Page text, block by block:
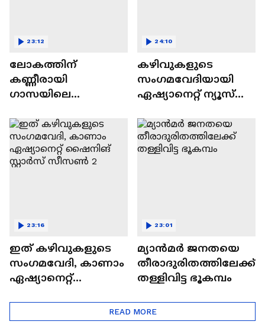
ലോകത്തിന്
കണ്ണീരായി
ഗാസയിലെ
കുഞ്ഞുങ്ങൾ
23:12
കഴിവുകളുടെ
സംഗമവേദിയായി
ഏഷ്യാനെറ്റ് ന്യൂസ്
സീസൺ 2
24:10
ഇത് കഴിവുകളുടെ
സംഗമവേദി, കാണാം
ഏഷ്യാനെറ്റ്
23:16
മ്യാൻമർ ജനതയെ
തീരാദുരിതത്തിലേക്ക്
തള്ളിവിട്ട ഭൂകമ്പം
23:01
READ MORE